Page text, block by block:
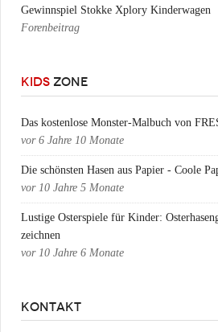
Gewinnspiel Stokke Xplory Kinderwagen
Forenbeitrag
KIDS ZONE
Das kostenlose Monster-Malbuch von
vor 6 Jahre 10 Monate
Die schönsten Hasen aus Papier - Coole
vor 10 Jahre 5 Monate
Lustige Osterspiele für Kinder:
zeichnen
vor 10 Jahre 6 Monate
KONTAKT